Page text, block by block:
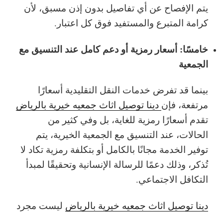
يتم الإفصاح عن أي تفاصيل بدون إذن مسبق، لأن
كرامة المتبرع والمستفيد فوق كل اعتبار.
خامسًا: أسعار رمزية أو دعم كامل عند التنسيق مع
الجمعية
بينما قد تفرض خدمات النقل التقليدية أسعارًا
مرتفعة، فإن دينا توصيل اثاث جمعيه خيرية بالرياض
تقدم أسعارًا رمزية للغاية، بل وفي كثير من
الحالات، عند التنسيق مع الجمعية الخيرية، يتم
توفير الخدمة مجانًا بالكامل أو بتكلفة رمزية تكاد لا
تُذكر، وذلك دعمًا للرسالة الإنسانية وتحقيقًا لمبدأ
التكافل الاجتماعي.
دينا توصيل اثاث جمعيه خيرية بالرياض ليست مجرد